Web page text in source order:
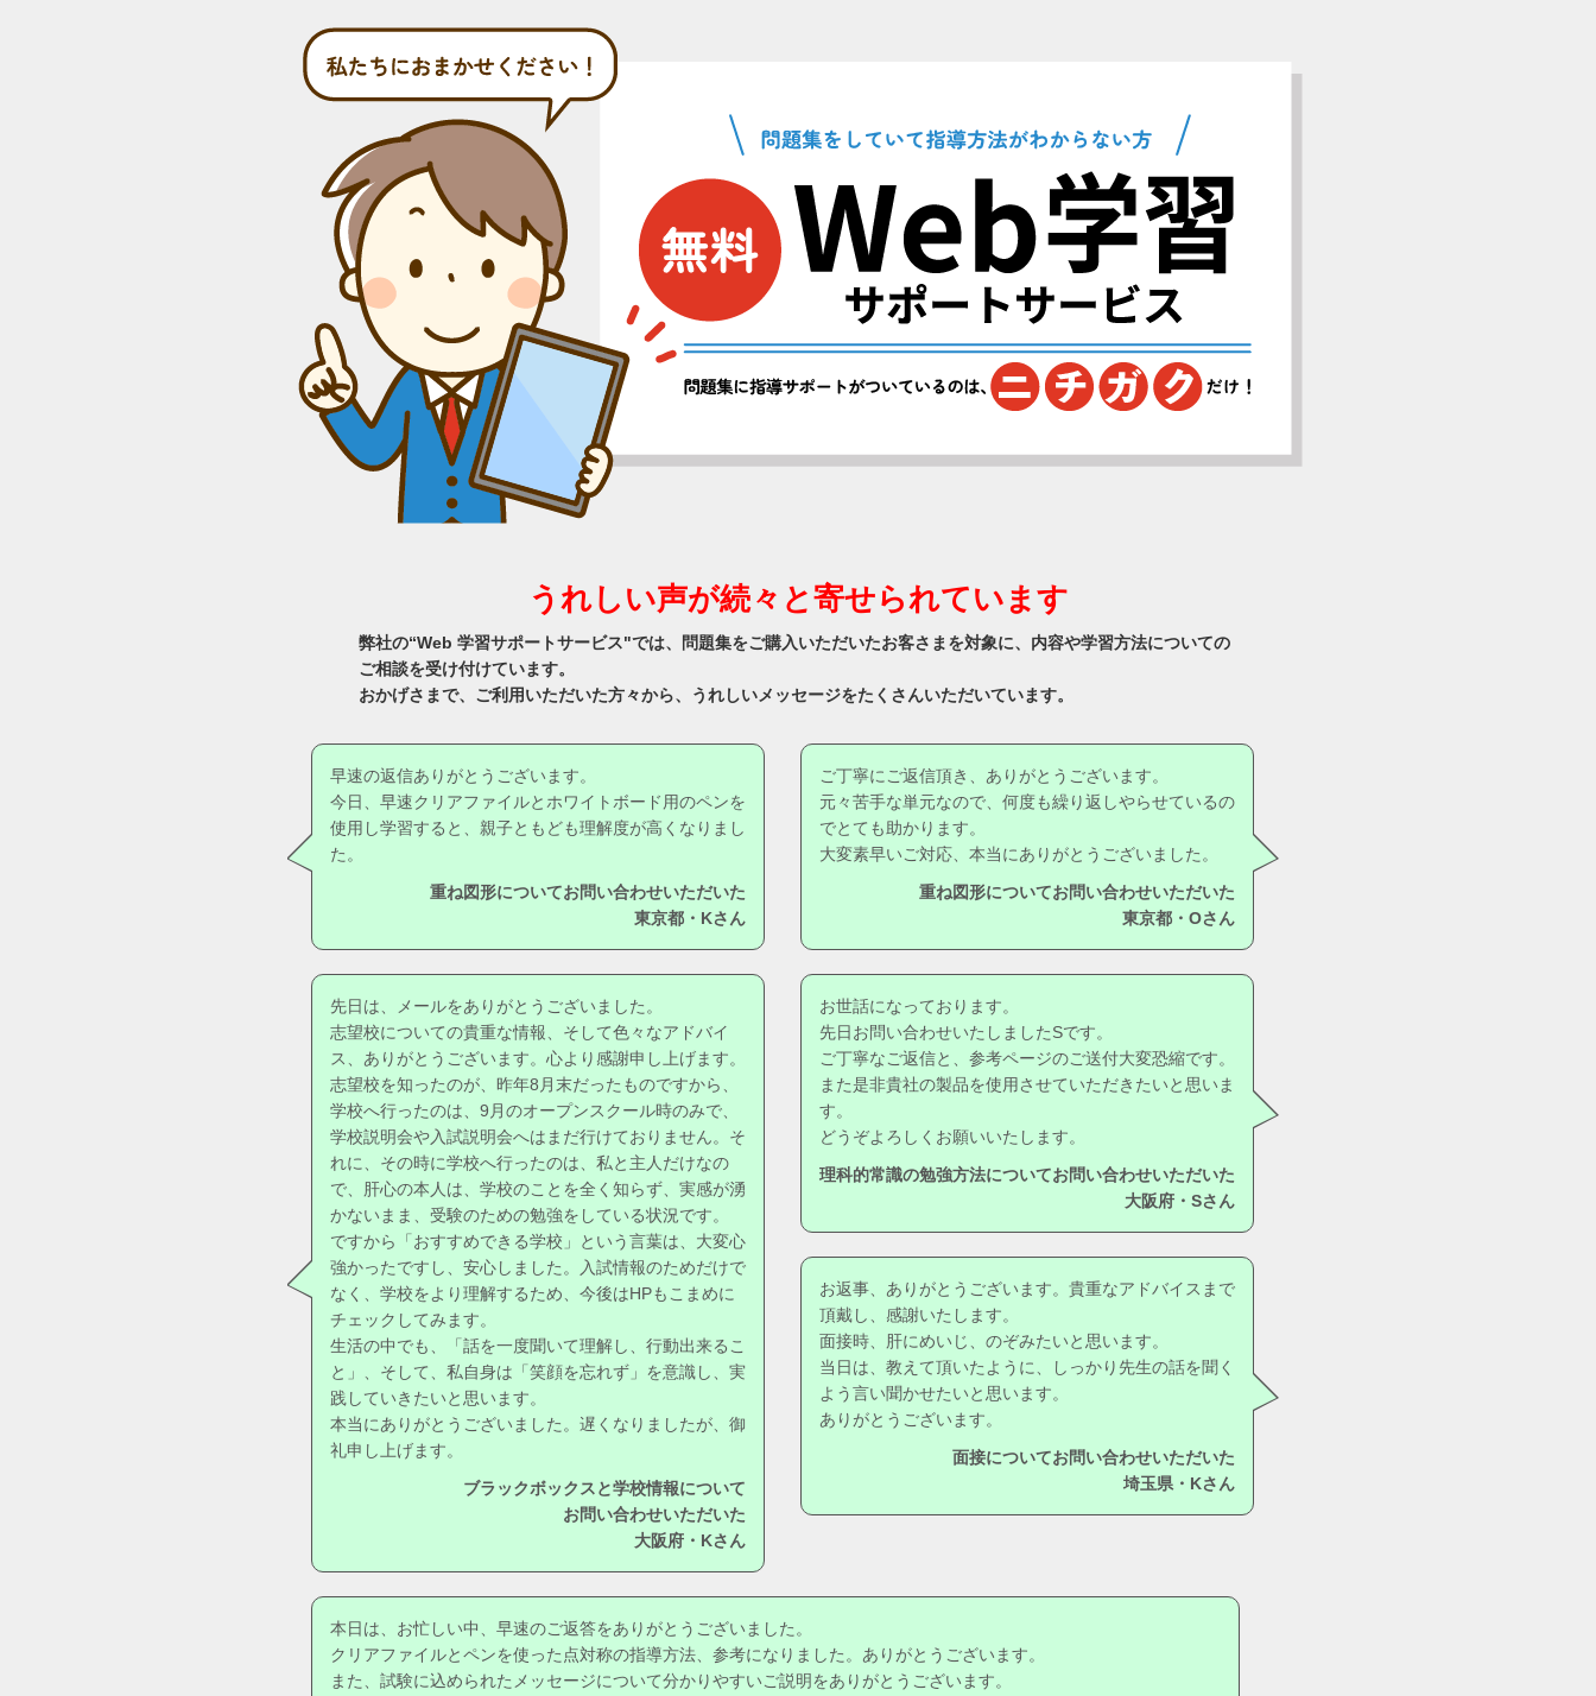
うれしい声が続々と寄せられています
弊社の“Web 学習サポートサービス"では、問題集をご購入いただいたお客さまを対象に、内容や学習方法についての
ご相談を受け付けています。
おかげさまで、ご利用いただいた方々から、うれしいメッセージをたくさんいただいています。
早速の返信ありがとうございます。
今日、早速クリアファイルとホワイトボード用のペンを
使用し学習すると、親子ともども理解度が高くなりまし
た。
重ね図形についてお問い合わせいただいた
東京都・Kさん
ご丁寧にご返信頂き、ありがとうございます。
元々苦手な単元なので、何度も繰り返しやらせているの
でとても助かります。
大変素早いご対応、本当にありがとうございました。
重ね図形についてお問い合わせいただいた
東京都・Oさん
先日は、メールをありがとうございました。
志望校についての貴重な情報、そして色々なアドバイ
ス、ありがとうございます。心より感謝申し上げます。
志望校を知ったのが、昨年8月末だったものですから、
学校へ行ったのは、9月のオープンスクール時のみで、
学校説明会や入試説明会へはまだ行けておりません。そ
れに、その時に学校へ行ったのは、私と主人だけなの
で、肝心の本人は、学校のことを全く知らず、実感が湧
かないまま、受験のための勉強をしている状況です。
ですから「おすすめできる学校」という言葉は、大変心
強かったですし、安心しました。入試情報のためだけで
なく、学校をより理解するため、今後はHPもこまめに
チェックしてみます。
生活の中でも、「話を一度聞いて理解し、行動出来るこ
と」、そして、私自身は「笑顔を忘れず」を意識し、実
践していきたいと思います。
本当にありがとうございました。遅くなりましたが、御
礼申し上げます。
ブラックボックスと学校情報について
お問い合わせいただいた
大阪府・Kさん
お世話になっております。
先日お問い合わせいたしましたSです。
ご丁寧なご返信と、参考ページのご送付大変恐縮です。
また是非貴社の製品を使用させていただきたいと思いま
す。
どうぞよろしくお願いいたします。
理科的常識の勉強方法についてお問い合わせいただいた
大阪府・Sさん
お返事、ありがとうございます。貴重なアドバイスまで
頂戴し、感謝いたします。
面接時、肝にめいじ、のぞみたいと思います。
当日は、教えて頂いたように、しっかり先生の話を聞く
よう言い聞かせたいと思います。
ありがとうございます。
面接についてお問い合わせいただいた
埼玉県・Kさん
本日は、お忙しい中、早速のご返答をありがとうございました。
クリアファイルとペンを使った点対称の指導方法、参考になりました。ありがとうございます。
また、試験に込められたメッセージについて分かりやすいご説明をありがとうございます。